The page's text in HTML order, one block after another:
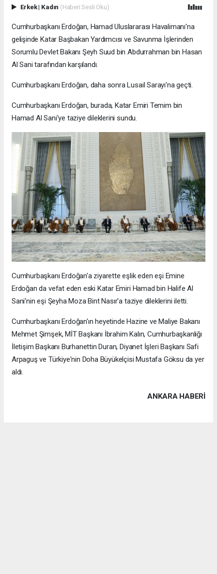
Erkek| Kadın (Haberi Sesli Oku)
Cumhurbaşkanı Erdoğan, Hamad Uluslararası Havalimanı'na
gelişinde Katar Başbakan Yardımcısı ve Savunma İşlerinden
Sorumlu Devlet Bakanı Şeyh Suud bin Abdurrahman bin Hasan
Al Sani tarafından karşılandı.
Cumhurbaşkanı Erdoğan, daha sonra Lusail Sarayı'na geçti.
Cumhurbaşkanı Erdoğan, burada, Katar Emiri Temim bin
Hamad Al Sani'ye taziye dileklerini sundu.
Cumhurbaşkanı Erdoğan'a ziyarette eşlik eden eşi Emine
Erdoğan da vefat eden eski Katar Emiri Hamad bin Halife Al
Sani'nin eşi Şeyha Moza Bint Nasır'a taziye dileklerini iletti.
Cumhurbaşkanı Erdoğan'ın heyetinde Hazine ve Maliye Bakanı
Mehmet Şimşek, MİT Başkanı İbrahim Kalın, Cumhurbaşkanlığı
İletişim Başkanı Burhanettin Duran, Diyanet İşleri Başkanı Safi
Arpaguş ve Türkiye'nin Doha Büyükelçisi Mustafa Göksu da yer
aldı.
ANKARA HABERİ